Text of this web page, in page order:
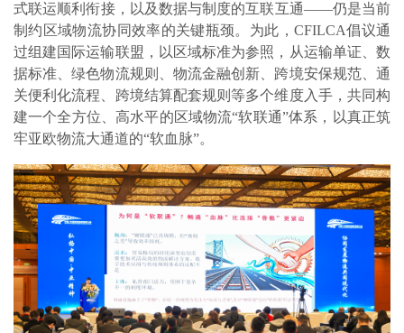
式联运顺利衔接，以及数据与制度的互联互通——仍是当前
制约区域物流协同效率的关键瓶颈。为此，CFILCA倡议通
过组建国际运输联盟，以区域标准为参照，从运输单证、数
据标准、绿色物流规则、物流金融创新、跨境安保规范、通
关便利化流程、跨境结算配套规则等多个维度入手，共同构
建一个全方位、高水平的区域物流“软联通”体系，以真正筑
牢亚欧物流大通道的“软血脉”。